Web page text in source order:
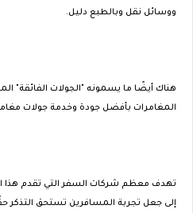
ووسائل نقل وبالطبع دليل.
هناك أيضًا ما يسمونه "الجولات الفائقة"
المغامرات بأفضل جودة وخدمة جولات
تهدف معظم شركات السفر التي تقدم هذا
إلى جعل تجربة المسافرين تستحق التذكر